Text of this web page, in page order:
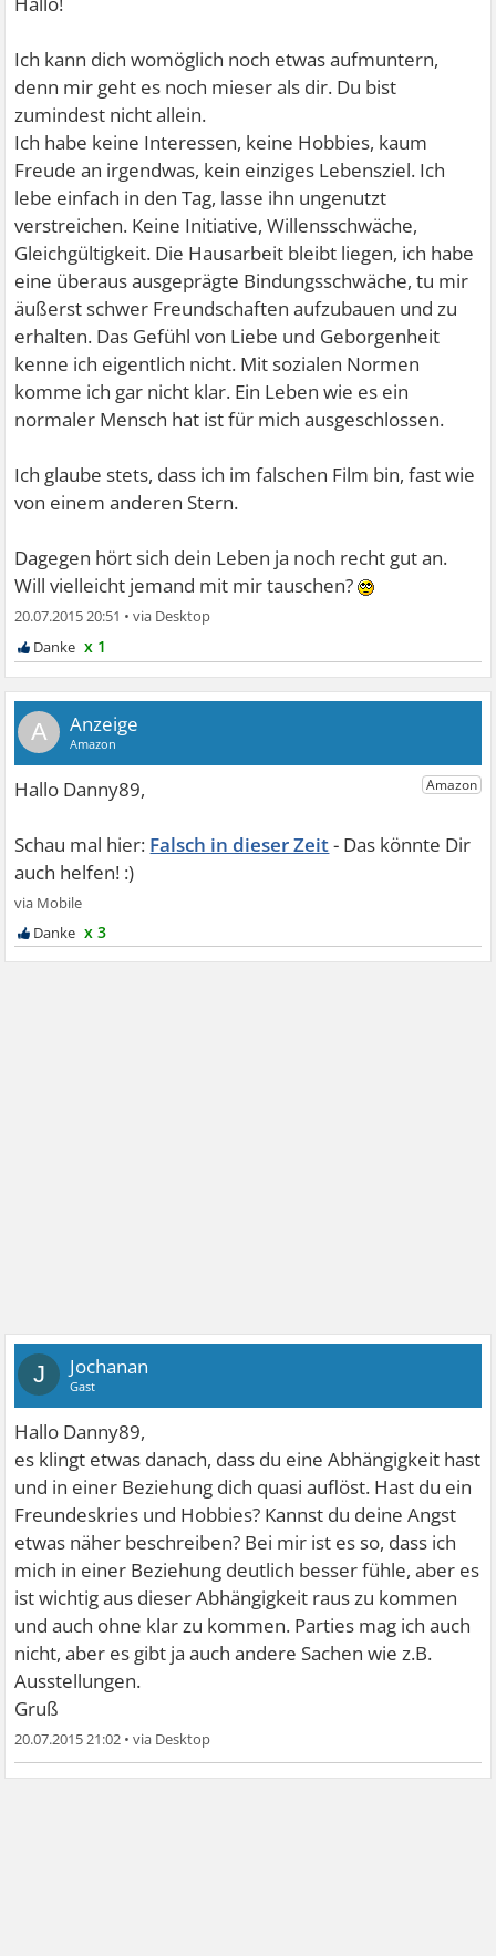
Ich kann dich womöglich noch etwas aufmuntern,
denn mir geht es noch mieser als dir. Du bist
zumindest nicht allein.
Ich habe keine Interessen, keine Hobbies, kaum
Freude an irgendwas, kein einziges Lebensziel. Ich
lebe einfach in den Tag, lasse ihn ungenutzt
verstreichen. Keine Initiative, Willensschwäche,
Gleichgültigkeit. Die Hausarbeit bleibt liegen, ich habe
eine überaus ausgeprägte Bindungsschwäche, tu mir
äußerst schwer Freundschaften aufzubauen und zu
erhalten. Das Gefühl von Liebe und Geborgenheit
kenne ich eigentlich nicht. Mit sozialen Normen
komme ich gar nicht klar. Ein Leben wie es ein
normaler Mensch hat ist für mich ausgeschlossen.
Ich glaube stets, dass ich im falschen Film bin, fast wie
von einem anderen Stern.
Dagegen hört sich dein Leben ja noch recht gut an.
Will vielleicht jemand mit mir tauschen?
20.07.2015 20:51 •
x 1
A
Falsch in dieser Zeit
x 3
J Jochanan
Gast
Hallo Danny89,
es klingt etwas danach, dass du eine Abhängigkeit hast
und in einer Beziehung dich quasi auflöst. Hast du ein
Freundeskries und Hobbies? Kannst du deine Angst
etwas näher beschreiben? Bei mir ist es so, dass ich
mich in einer Beziehung deutlich besser fühle, aber es
ist wichtig aus dieser Abhängigkeit raus zu kommen
und auch ohne klar zu kommen. Parties mag ich auch
nicht, aber es gibt ja auch andere Sachen wie z.B.
Ausstellungen.
Gruß
20.07.2015 21:02 •